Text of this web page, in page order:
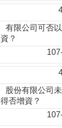
有限公司可否
資？
股份有限公司
得否增資？